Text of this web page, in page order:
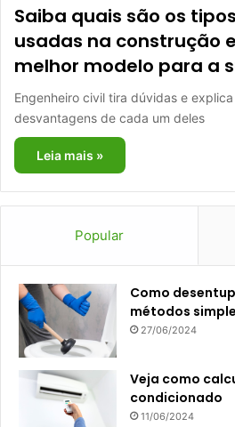
Saiba quais são os
usadas na construção
melhor modelo para a
Engenheiro civil tira dúvidas e
desvantagens de cada um deles
Leia mais »
Popular
Como
métodos
27/06/2024
Veja como
condicionado
11/06/2024